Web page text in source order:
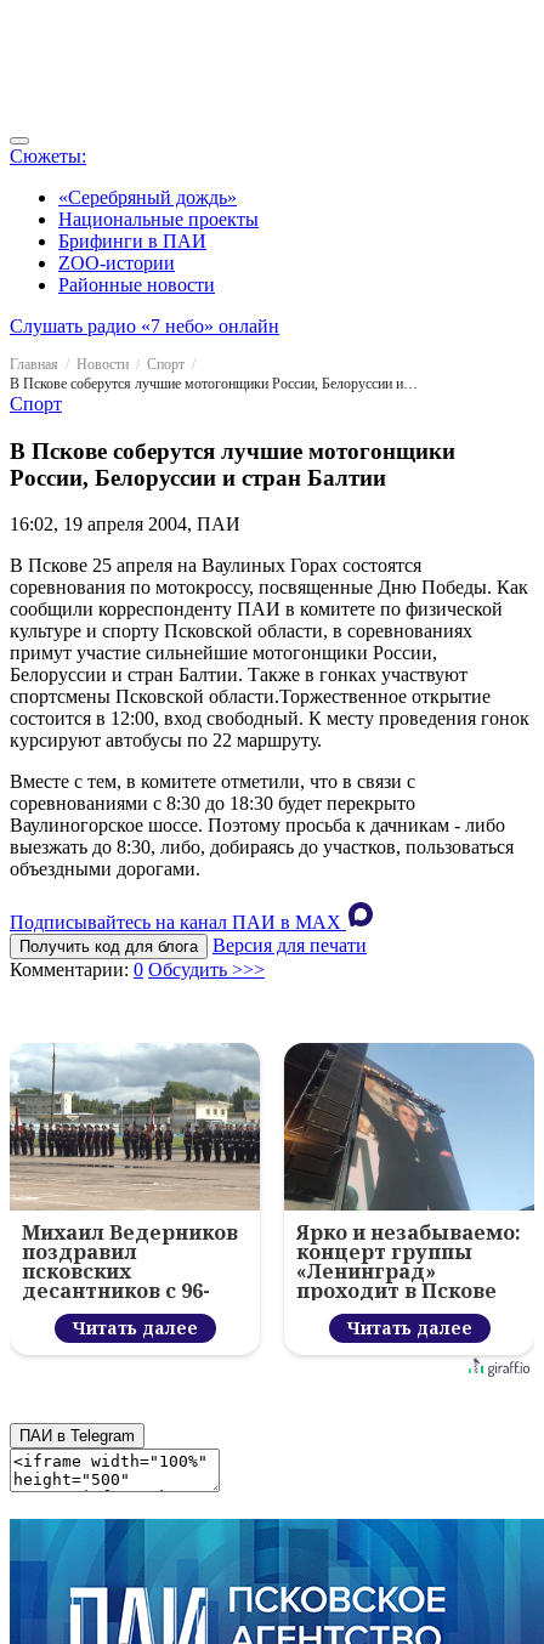
Сюжеты:
«Серебряный дождь»
Национальные проекты
Брифинги в ПАИ
ZOO-истории
Районные новости
Слушать радио «7 небо» онлайн
Главная Новости
Спорт
В Пскове соберутся лучшие мотогонщики России, Белоруссии и стран Балтии
Спорт
В Пскове соберутся лучшие мотогонщики
России, Белоруссии и стран Балтии
16:02, 19 апреля 2004, ПАИ
В Пскове 25 апреля на Ваулиных Горах состоятся
соревнования по мотокроссу, посвященные Дню Победы. Как
сообщили корреспонденту ПАИ в комитете по физической
культуре и спорту Псковской области, в соревнованиях
примут участие сильнейшие мотогонщики России,
Белоруссии и стран Балтии. Также в гонках участвуют
спортсмены Псковской области.Торжественное открытие
состоится в 12:00, вход свободный. К месту проведения гонок
курсируют автобусы по 22 маршруту.
Вместе с тем, в комитете отметили, что в связи с
соревнованиями с 8:30 до 18:30 будет перекрыто
Ваулиногорское шоссе. Поэтому просьба к дачникам - либо
выезжать до 8:30, либо, добираясь до участков, пользоваться
объездными дорогами.
Подписывайтесь на канал ПАИ в MAХ
Получить код для блога
Версия для печати
Комментарии: 0 Обсудить >>>
Михаил Ведерников
поздравил
псковских
десантников с 96-
летием ВДВ и
вручил награды
Читать далее
Ярко и незабываемо:
концерт группы
«Ленинград»
проходит в Пскове
Читать далее
ПАИ в Telegram